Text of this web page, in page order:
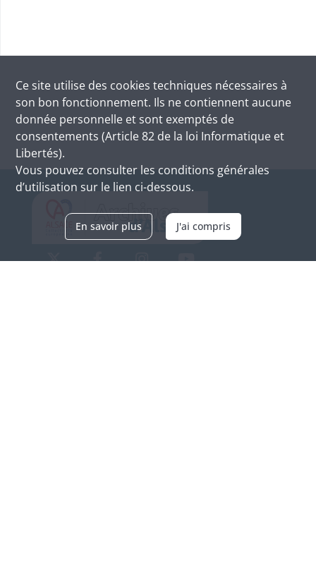
Ce site utilise des cookies techniques nécessaires à
son bon fonctionnement. Ils ne contiennent aucune
donnée personnelle et sont exemptés de
consentements (Article 82 de la loi Informatique et
Libertés).
Vous pouvez consulter les conditions générales
d’utilisation sur le lien ci-dessous.
En savoir plus J'ai compris